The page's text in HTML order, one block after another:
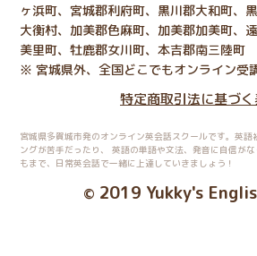
ヶ浜町、宮城郡利府町、黒川郡大和町、
大衡村、加美郡色麻町、加美郡加美町、
美里町、牡鹿郡女川町、本吉郡南三陸町
※ 宮城県外、全国どこでもオンライン受
特定商取引法に基づ
宮城県多賀城市発のオンライン英会話スクールです。英語
ングが苦手だったり、
英語の単語や文法、発音に自信が
もまで、日常英会話で一緒に上達していきましょう！
© 2019 Yukky's